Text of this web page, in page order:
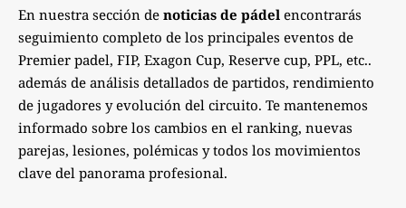
En nuestra sección de noticias de pádel encontrarás
seguimiento completo de los principales eventos de
Premier padel, FIP, Exagon Cup, Reserve cup, PPL, etc..
además de análisis detallados de partidos, rendimiento
de jugadores y evolución del circuito. Te mantenemos
informado sobre los cambios en el ranking, nuevas
parejas, lesiones, polémicas y todos los movimientos
clave del panorama profesional.